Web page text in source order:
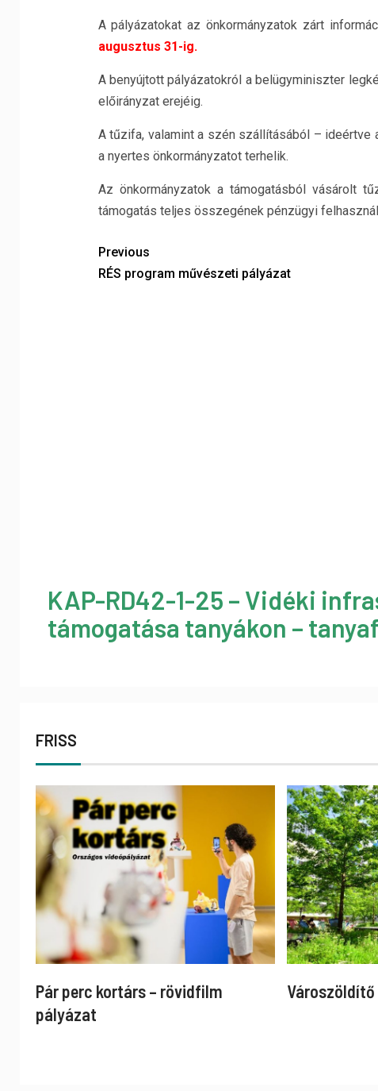
A pályázatokat az önkormányzatok zárt
augusztus 31-ig.
A benyújtott pályázatokról a belügyminiszter
előirányzat erejéig.
A tűzifa, valamint a szén szállításából –
a nyertes önkormányzatot terhelik.
Az önkormányzatok a támogatásból vásárolt
támogatás teljes összegének pénzügyi
Previous
RÉS program művészeti pályázat
KAP-RD42-1-25 – Vidéki
támogatása tanyákon –
FRISS
Pár perc kortárs – rövidfilm
pályázat